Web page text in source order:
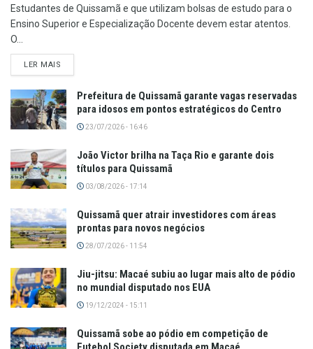
Estudantes de Quissamã e que utilizam bolsas de estudo para o
Ensino Superior e Especialização Docente devem estar atentos.
O...
LER MAIS
Prefeitura de Quissamã garante vagas reservadas
para idosos em pontos estratégicos do Centro
23/07/2026 - 16:46
João Victor brilha na Taça Rio e garante dois
títulos para Quissamã
03/08/2026 - 17:14
Quissamã quer atrair investidores com áreas
prontas para novos negócios
28/07/2026 - 11:54
Jiu-jitsu: Macaé subiu ao lugar mais alto de pódio
no mundial disputado nos EUA
19/12/2024 - 15:11
Quissamã sobe ao pódio em competição de